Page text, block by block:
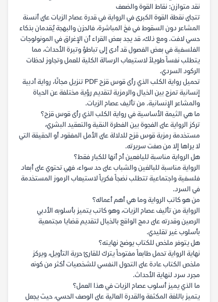
نقد متوازن: نقاط القوة والضعف
تتجلى نقطة القوة الكبرى في الرواية في قدرة عصام الزيات على أنسنة
المشاعر دون السقوط في فخ المباشرة، فالحزن والبهجة يُقدمان بذكاء
حسي لافت. ومع ذلك، قد يجد بعض القراء أن الإغراق في المونولوجات
الفلسفية في بعض الفصول قد أدى إلى تباطؤ وتيرة الأحداث، مما
يتطلب نفساً طويلاً لاستيعاب الرسالة الكلية للعمل وتجاوز لحظات
الركود السردي.
تحميل رواية الكلب الذي رأى قوس قزح PDF تنزيل مجانًا، رواية أدبية
إنسانية تمزج بين الخيال والرمزية لتقديم رؤية مختلفة عن الحياة
والمشاعر الإنسانية. من تأليف عصام الزيات.
ما هي الثيمة الأساسية في رواية الكلب الذي رأى قوس قزح؟
تركز الرواية على الفجوة بين الفطرة النقية والتعقيد البشري،
مستخدمة رمزية قوس قزح للدلالة على الأمل المفقود أو الحقيقة التي
لا يراها إلا من صفت سريرته.
هل الرواية مناسبة لليافعين أم أنها للكبار فقط؟
الرواية مناسبة للبالغين والشباب على حد سواء، فهي تحتوي على أبعاد
فلسفية واجتماعية تتطلب نضجاً فكرياً لاستيعاب الرموز المستخدمة
في السرد.
من هو كاتب الرواية وما هي أهم أعماله؟
الرواية من تأليف عصام الزيات، وهو كاتب يتميز بأسلوبه الأدبي
الرصين وقدرته على دمج الواقع بالخيال لتقديم قضايا مجتمعية
بأسلوب غير تقليدي.
هل يتوفر ملخص للكتاب يوضح نهايته؟
نهاية الرواية تحمل طابعاً مفتوحاً يترك للقارئ حرية التأويل، ويركز
ملخص الكتاب عادة على التحول النفسي للشخصيات أكثر من كونه
مجرد سرد لنهاية الأحداث.
ما الذي يميز أسلوب عصام الزيات في هذا العمل؟
يتميز باللغة المكثفة والقدرة العالية على الوصف الحسي، حيث يجعل